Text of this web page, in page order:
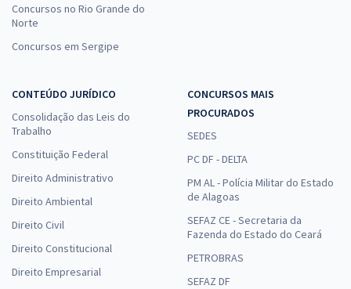
Concursos no Rio Grande do
Norte
Concursos em Sergipe
CONTEÚDO JURÍDICO
Consolidação das Leis do
Trabalho
Constituição Federal
Direito Administrativo
Direito Ambiental
Direito Civil
Direito Constitucional
Direito Empresarial
CONCURSOS MAIS
PROCURADOS
SEDES
PC DF - DELTA
PM AL - Polícia Militar do Estado
de Alagoas
SEFAZ CE - Secretaria da
Fazenda do Estado do Ceará
PETROBRAS
SEFAZ DF